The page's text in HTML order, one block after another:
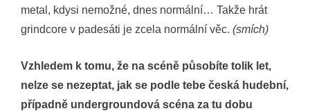
metal, kdysi nemožné, dnes normální… Takže hrát
grindcore v padesáti je zcela normální věc. (smích)
Vzhledem k tomu, že na scéně působíte tolik let,
nelze se nezeptat, jak se podle tebe česká hudební,
případně undergroundová scéna za tu dobu